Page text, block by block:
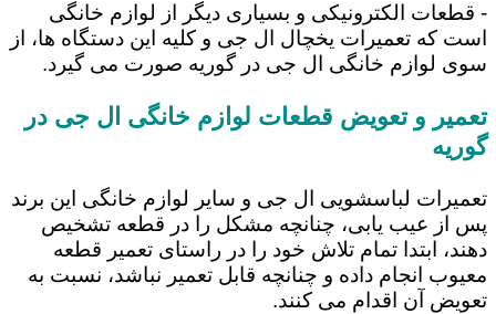
- قطعات الکترونیکی و بسیاری دیگر از لوازم خانگی
است که تعمیرات یخچال ال جی و کلیه این دستگاه ها، از
سوی لوازم خانگی ال جی در گوریه صورت می گیرد.
تعمیر و تعویض قطعات لوازم خانگی ال جی در
گوریه
تعمیرات لباسشویی ال جی و سایر لوازم خانگی این برند
پس از عیب یابی، چنانچه مشکل را در قطعه تشخیص
دهند، ابتدا تمام تلاش خود را در راستای تعمیر قطعه
معیوب انجام داده و چنانچه قابل تعمیر نباشد، نسبت به
تعویض آن اقدام می کنند.